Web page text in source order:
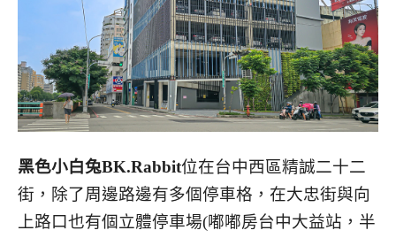
黑色小白兔BK.Rabbit位在台中西區精誠二十二
街，除了周邊路邊有多個停車格，在大忠街與向
上路口也有個立體停車場(嘟嘟房台中大益站，半